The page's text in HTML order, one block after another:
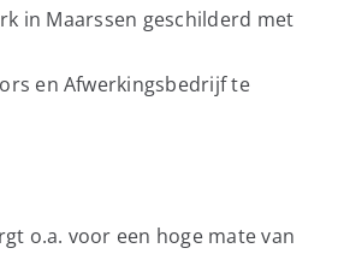
in Maarssen geschilderd met
en Afwerkingsbedrijf te
o.a. voor een hoge mate van